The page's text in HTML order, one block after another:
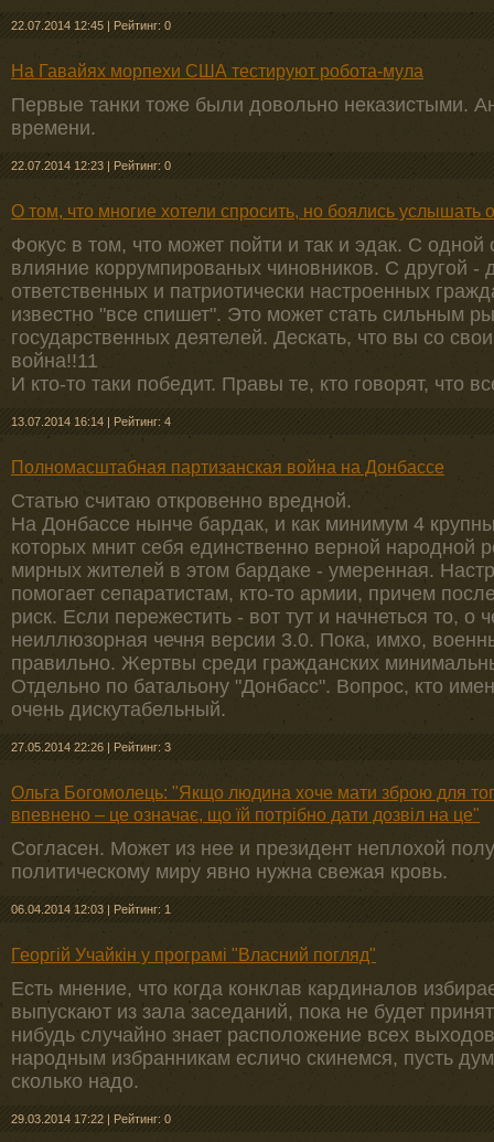
22.07.2014 12:45 | Рейтинг: 0
На Гавайях морпехи США тестируют робота-мула
Первые танки тоже были довольно неказистыми.
времени.
22.07.2014 12:23 | Рейтинг: 0
О том, что многие хотели спросить, но боялись услышать
Фокус в том, что может пойти и так и эдак. С
влияние коррумпированых чиновников. С другой -
ответственных и патриотически настроенных
известно "все спишет". Это может стать сильным
государственных деятелей. Дескать, что вы со
война!!11
И кто-то таки победит. Правы те, кто говорят, что
13.07.2014 16:14 | Рейтинг: 4
Полномасштабная партизанская война на Донбассе
Статью считаю откровенно вредной.
На Донбассе нынче бардак, и как минимум 4
которых мнит себя единственно верной народной
мирных жителей в этом бардаке - умеренная.
помогает сепаратистам, кто-то армии, причем
риск. Если пережестить - вот тут и начнеться то, о
неиллюзорная чечня версии 3.0. Пока, имхо,
правильно. Жертвы среди гражданских
Отдельно по батальону "Донбасс". Вопрос, кто
очень дискутабельный.
27.05.2014 22:26 | Рейтинг: 3
Ольга Богомолець: "Якщо людина хоче мати зброю для
впевнено – це означає, що їй потрібно дати дозвіл на це"
Согласен. Может из нее и президент неплохой
политическому миру явно нужна свежая кровь.
06.04.2014 12:03 | Рейтинг: 1
Георгій Учайкін у програмі "Власний погляд"
Есть мнение, что когда конклав кардиналов
выпускают из зала заседаний, пока не будет
нибудь случайно знает расположение всех
народным избранникам есличо скинемся, пусть
сколько надо.
29.03.2014 17:22 | Рейтинг: 0